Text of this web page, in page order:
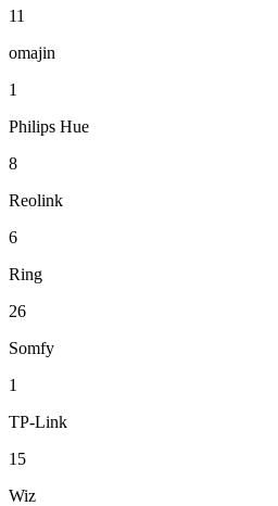
11
omajin
1
Philips Hue
8
Reolink
6
Ring
26
Somfy
1
TP-Link
15
Wiz